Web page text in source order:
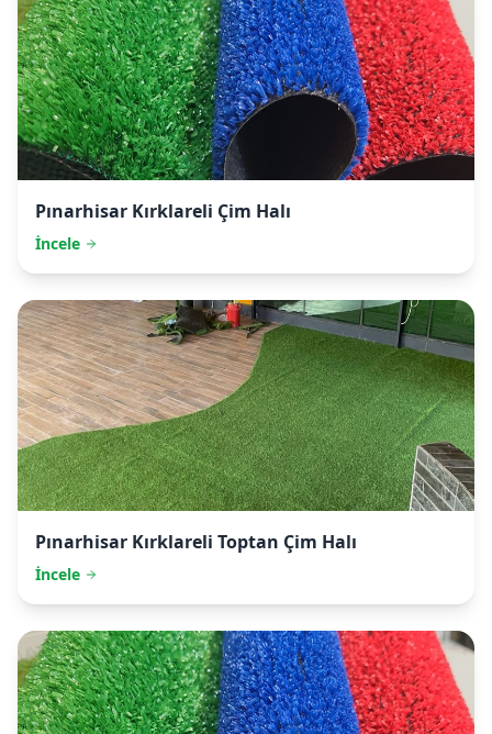
Pınarhisar Kırklareli Çim Halı
İncele
Pınarhisar Kırklareli Toptan Çim Halı
İncele